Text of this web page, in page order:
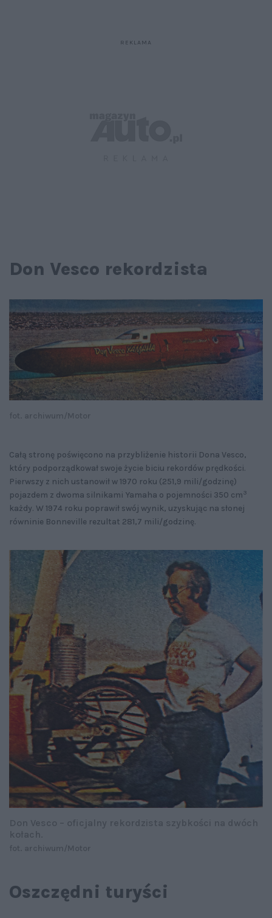
Don Vesco rekordzista
Całą stronę poświęcono na przybliżenie historii Dona Vesco,
który podporządkował swoje życie biciu rekordów prędkości.
Pierwszy z nich ustanowił w 1970 roku (251,9 mili/godzinę)
pojazdem z dwoma silnikami Yamaha o pojemności 350 cm3
każdy. W 1974 roku poprawił swój wynik, uzyskując na słonej
równinie Bonneville rezultat 281,7 mili/godzinę.
Oszczędni turyści